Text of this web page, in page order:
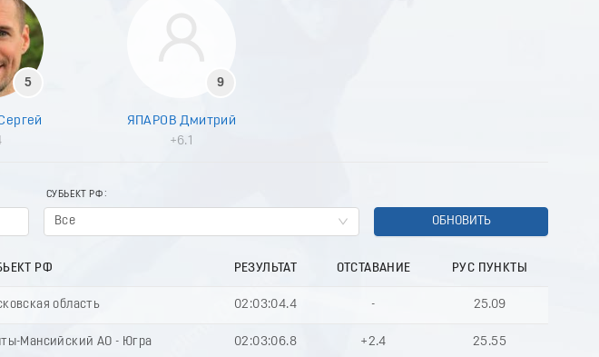
5 9
ЯПАРОВ Дмитрий
+6.1
СУБЬЕКТ РФ
Все ОБНОВИТЬ
РФ РЕЗУЛЬТАТ ОТСТАВАНИЕ РУС ПУНКТЫ
область 02:03:04.4 - 25.09
Мансийский АО - Югра 02:03:06.8 +2.4 25.55